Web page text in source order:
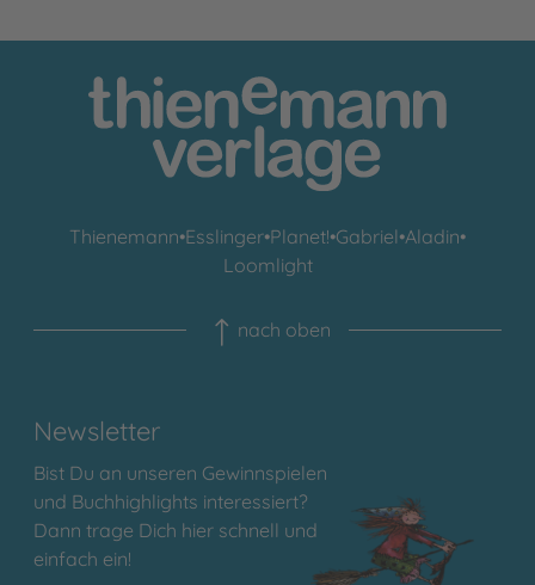
Thienemann•Esslinger•Planet!•Gabriel•Aladin•
Loomlight
nach oben
Newsletter
Bist Du an unseren Gewinnspielen
und Buchhighlights interessiert?
Dann trage Dich hier schnell und
einfach ein!